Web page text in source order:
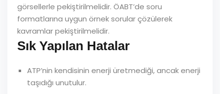
görsellerle pekiştirilmelidir. ÖABT’de soru
formatlarına uygun örnek sorular çözülerek
kavramlar pekiştirilmelidir.
Sık Yapılan Hatalar
ATP’nin kendisinin enerji üretmediği, ancak enerji
taşıdığı unutulur.